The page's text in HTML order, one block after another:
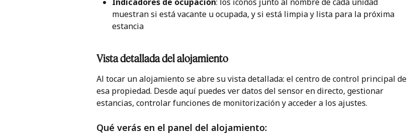
muestran si está vacante u ocupada, y si está limpia y lista para la próxima
estancia
Vista detallada del alojamiento
Al tocar un alojamiento se abre su vista detallada: el centro de control principal de
esa propiedad. Desde aquí puedes ver datos del sensor en directo, gestionar
estancias, controlar funciones de monitorización y acceder a los ajustes.
Qué verás en el panel del alojamiento: